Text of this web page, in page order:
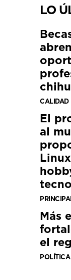
LO
CALIDAD
El
al
Más
el
POLÍTICA